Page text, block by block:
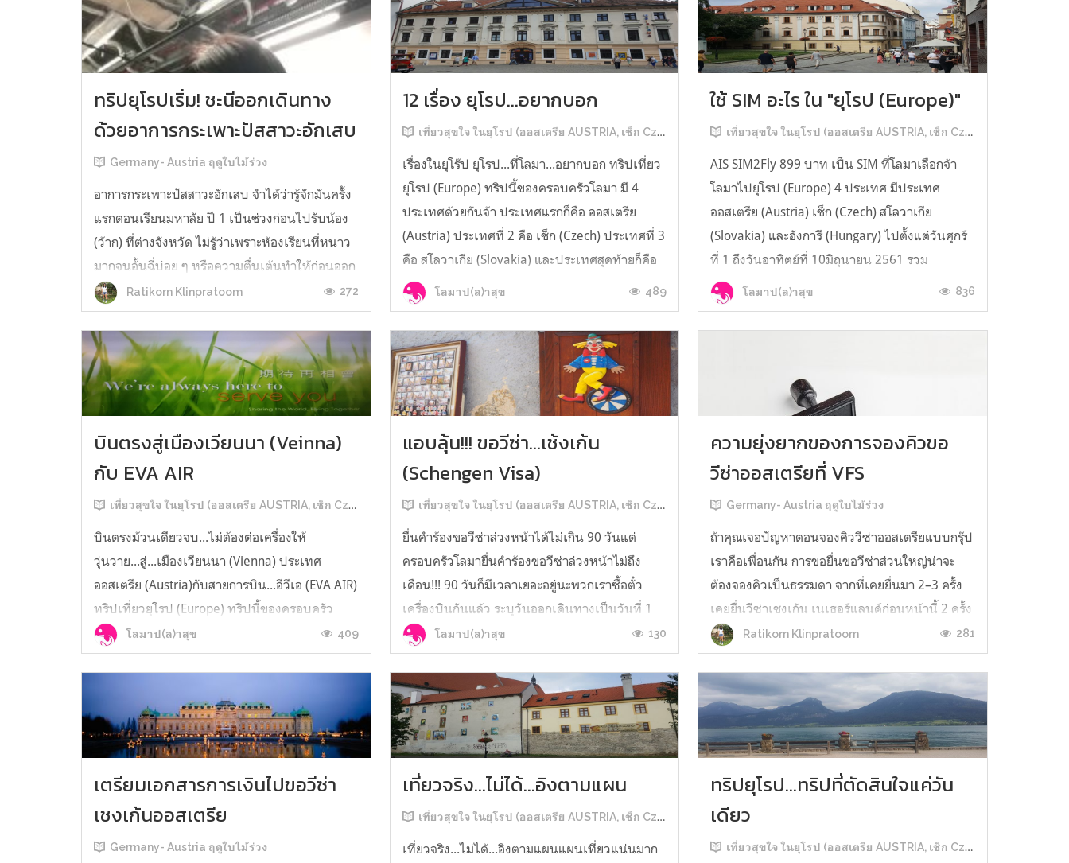
ทริปยุโรปเริ่ม! ชะนีออกเดินทาง
ด้วยอาการกระเพาะปัสสาวะอักเสบ
Germany- Austria ฤดูใบไม้ร่วง
อาการกระเพาะปัสสาวะอักเสบ จำได้ว่ารู้จักมันครั้ง
แรกตอนเรียนมหาลัย ปี 1 เป็นช่วงก่อนไปรับน้อง
(ว้าก) ที่ต่างจังหวัด ไม่รู้ว่าเพราะห้องเรียนที่หนาว
มากจนอั้นฉี่บ่อย ๆ หรือความตื่นเต้นทำให้ก่อนออก
เดินทางเรามีอาการฉี่กระปริบกระปอย ฉี่ไม่ออกมา
หลายวัน ตอนนั้นก็ไม่รู้ว่าเป็นอะไร แต่คิดว่าถ้าต้อง
นั่งรถทัวร์ร...
Ratikorn Klinpratoom 272
12 เรื่อง ยุโรป...อยากบอก
เที่ยวสุขใจ ในยุโรป (ออสเตรีย AUSTRIA, เช็ก Czech, สโลวาเกีย Slovakia, ฮังการี Hungary)
เรื่องในยุโร๊ป ยุโรป...ที่โลมา...อยากบอก ทริปเที่ยว
ยุโรป (Europe) ทริปนี้ของครอบครัวโลมา มี 4
ประเทศด้วยกันจ้า ประเทศแรกก็คือ ออสเตรีย
(Austria) ประเทศที่ 2 คือ เช็ก (Czech) ประเทศที่ 3
คือ สโลวาเกีย (Slovakia) และประเทศสุดท้ายก็คือ
ฮังการี (Hungary) โลมา...อยากบอกว่า... 1. ตอนซื้อ
น้ำเปล่าให้ดูที่ข...
โลมาป(ล)าสุข 489
ใช้ SIM อะไร ใน "ยุโรป (Europe)"
เที่ยวสุขใจ ในยุโรป (ออสเตรีย AUSTRIA, เช็ก Czech, สโลวาเกีย Slovakia, ฮังการี Hungary)
AIS SIM2Fly 899 บาท เป็น SIM ที่โลมาเลือกจ้า
โลมาไปยุโรป (Europe) 4 ประเทศ มีประเทศ
ออสเตรีย (Austria) เช็ก (Czech) สโลวาเกีย
(Slovakia) และฮังการี (Hungary) ไปตั้งแต่วันศุกร์
ที่ 1 ถึงวันอาทิตย์ที่ 10มิถุนายน 2561 รวม
เบ็ดเสร็จก็ 10 วันพอดีจ้า มีผู้ร่วมทริปนี้ทั้งหมด 6
คน มีโลมา แม่ ลุง พี่สาวและแฟนพี...
โลมาป(ล)าสุข 836
บินตรงสู่เมืองเวียนนา (Veinna)
กับ EVA AIR
เที่ยวสุขใจ ในยุโรป (ออสเตรีย AUSTRIA, เช็ก Czech, สโลวาเกีย Slovakia, ฮังการี Hungary)
บินตรงม้วนเดียวจบ...ไม่ต้องต่อเครื่องให้
วุ่นวาย...สู่...เมืองเวียนนา (Vienna) ประเทศ
ออสเตรีย (Austria)กับสายการบิน...อีวีเอ (EVA AIR)
ทริปเที่ยวยุโรป (Europe) ทริปนี้ของครอบครัว
โลมา มี 4 ประเทศด้วยกันจ้าประเทศแรกก็คือ
ออสเตรีย (Austria)ประเทศที่ 2 คือ เช็ก
โลมาป(ล)าสุข 409
แอบลุ้น!!! ขอวีซ่า...เช้งเก้น
(Schengen Visa)
เที่ยวสุขใจ ในยุโรป (ออสเตรีย AUSTRIA, เช็ก Czech, สโลวาเกีย Slovakia, ฮังการี Hungary)
ยื่นคำร้องขอวีซ่าล่วงหน้าได้ไม่เกิน 90 วันแต่
ครอบครัวโลมายื่นคำร้องขอวีซ่าล่วงหน้าไม่ถึง
เดือน!!! 90 วันก็มีเวลาเยอะอยู่นะพวกเราซื้อตั๋ว
เครื่องบินกันแล้ว ระบุวันออกเดินทางเป็นวันที่ 1
มิถุนายน 2561แต่กว่าเราจะทำเรื่องนัดหมายจอง
คิวยื่นวีซ่า ก็ได้คิวเป็นวันที่ 3 พฤษภาคม 2561
แล้วล่ะจ้า การนัดหมายจองคิว...
โลมาป(ล)าสุข 130
ความยุ่งยากของการจองคิวขอ
วีซ่าออสเตรียที่ VFS
Germany- Austria ฤดูใบไม้ร่วง
ถ้าคุณเจอปัญหาตอนจองคิววีซ่าออสเตรียแบบกรุ๊ป
เราคือเพื่อนกัน การขอยื่นขอวีซ่าส่วนใหญ่น่าจะ
ต้องจองคิวเป็นธรรมดา จากที่เคยยื่นมา 2–3 ครั้ง
เคยยื่นวีซ่าเชงเก้น เนเธอร์แลนด์ก่อนหน้านี้ 2 ครั้ง
จำได้ว่าถ้าเราจะไปยื่นพร้อมกันหลายคน เพื่อนพี่
น้อง ญาติโกโหติกา ก็จัดการใส่ชื่อทุกคนทีเดียวใน
ระบบ เลือกวันเวล...
Ratikorn Klinpratoom 281
เตรียมเอกสารการเงินไปขอวีซ่า
เชงเก้นออสเตรีย
Germany- Austria ฤดูใบไม้ร่วง
เที่ยวจริง...ไม่ได้...อิงตามแผน
เที่ยวสุขใจ ในยุโรป (ออสเตรีย AUSTRIA, เช็ก Czech, สโลวาเกีย Slovakia, ฮังการี Hungary)
เที่ยวจริง...ไม่ได้...อิงตามแผนแผนเที่ยวแน่นมาก
ทริปยุโรป...ทริปที่ตัดสินใจแค่วัน
เดียว
เที่ยวสุขใจ ในยุโรป (ออสเตรีย AUSTRIA, เช็ก Czech, สโลวาเกีย Slovakia, ฮังการี Hungary)